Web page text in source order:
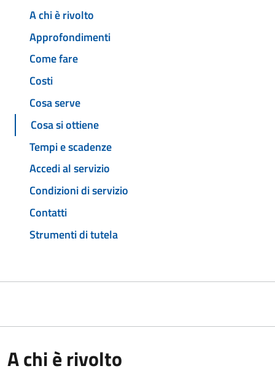
A chi è rivolto
Approfondimenti
Come fare
Costi
Cosa serve
Cosa si ottiene
Tempi e scadenze
Accedi al servizio
Condizioni di servizio
Contatti
Strumenti di tutela
A chi è rivolto